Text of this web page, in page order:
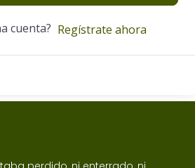
cuenta? Regístrate ahora